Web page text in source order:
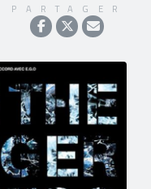
PARTAGER